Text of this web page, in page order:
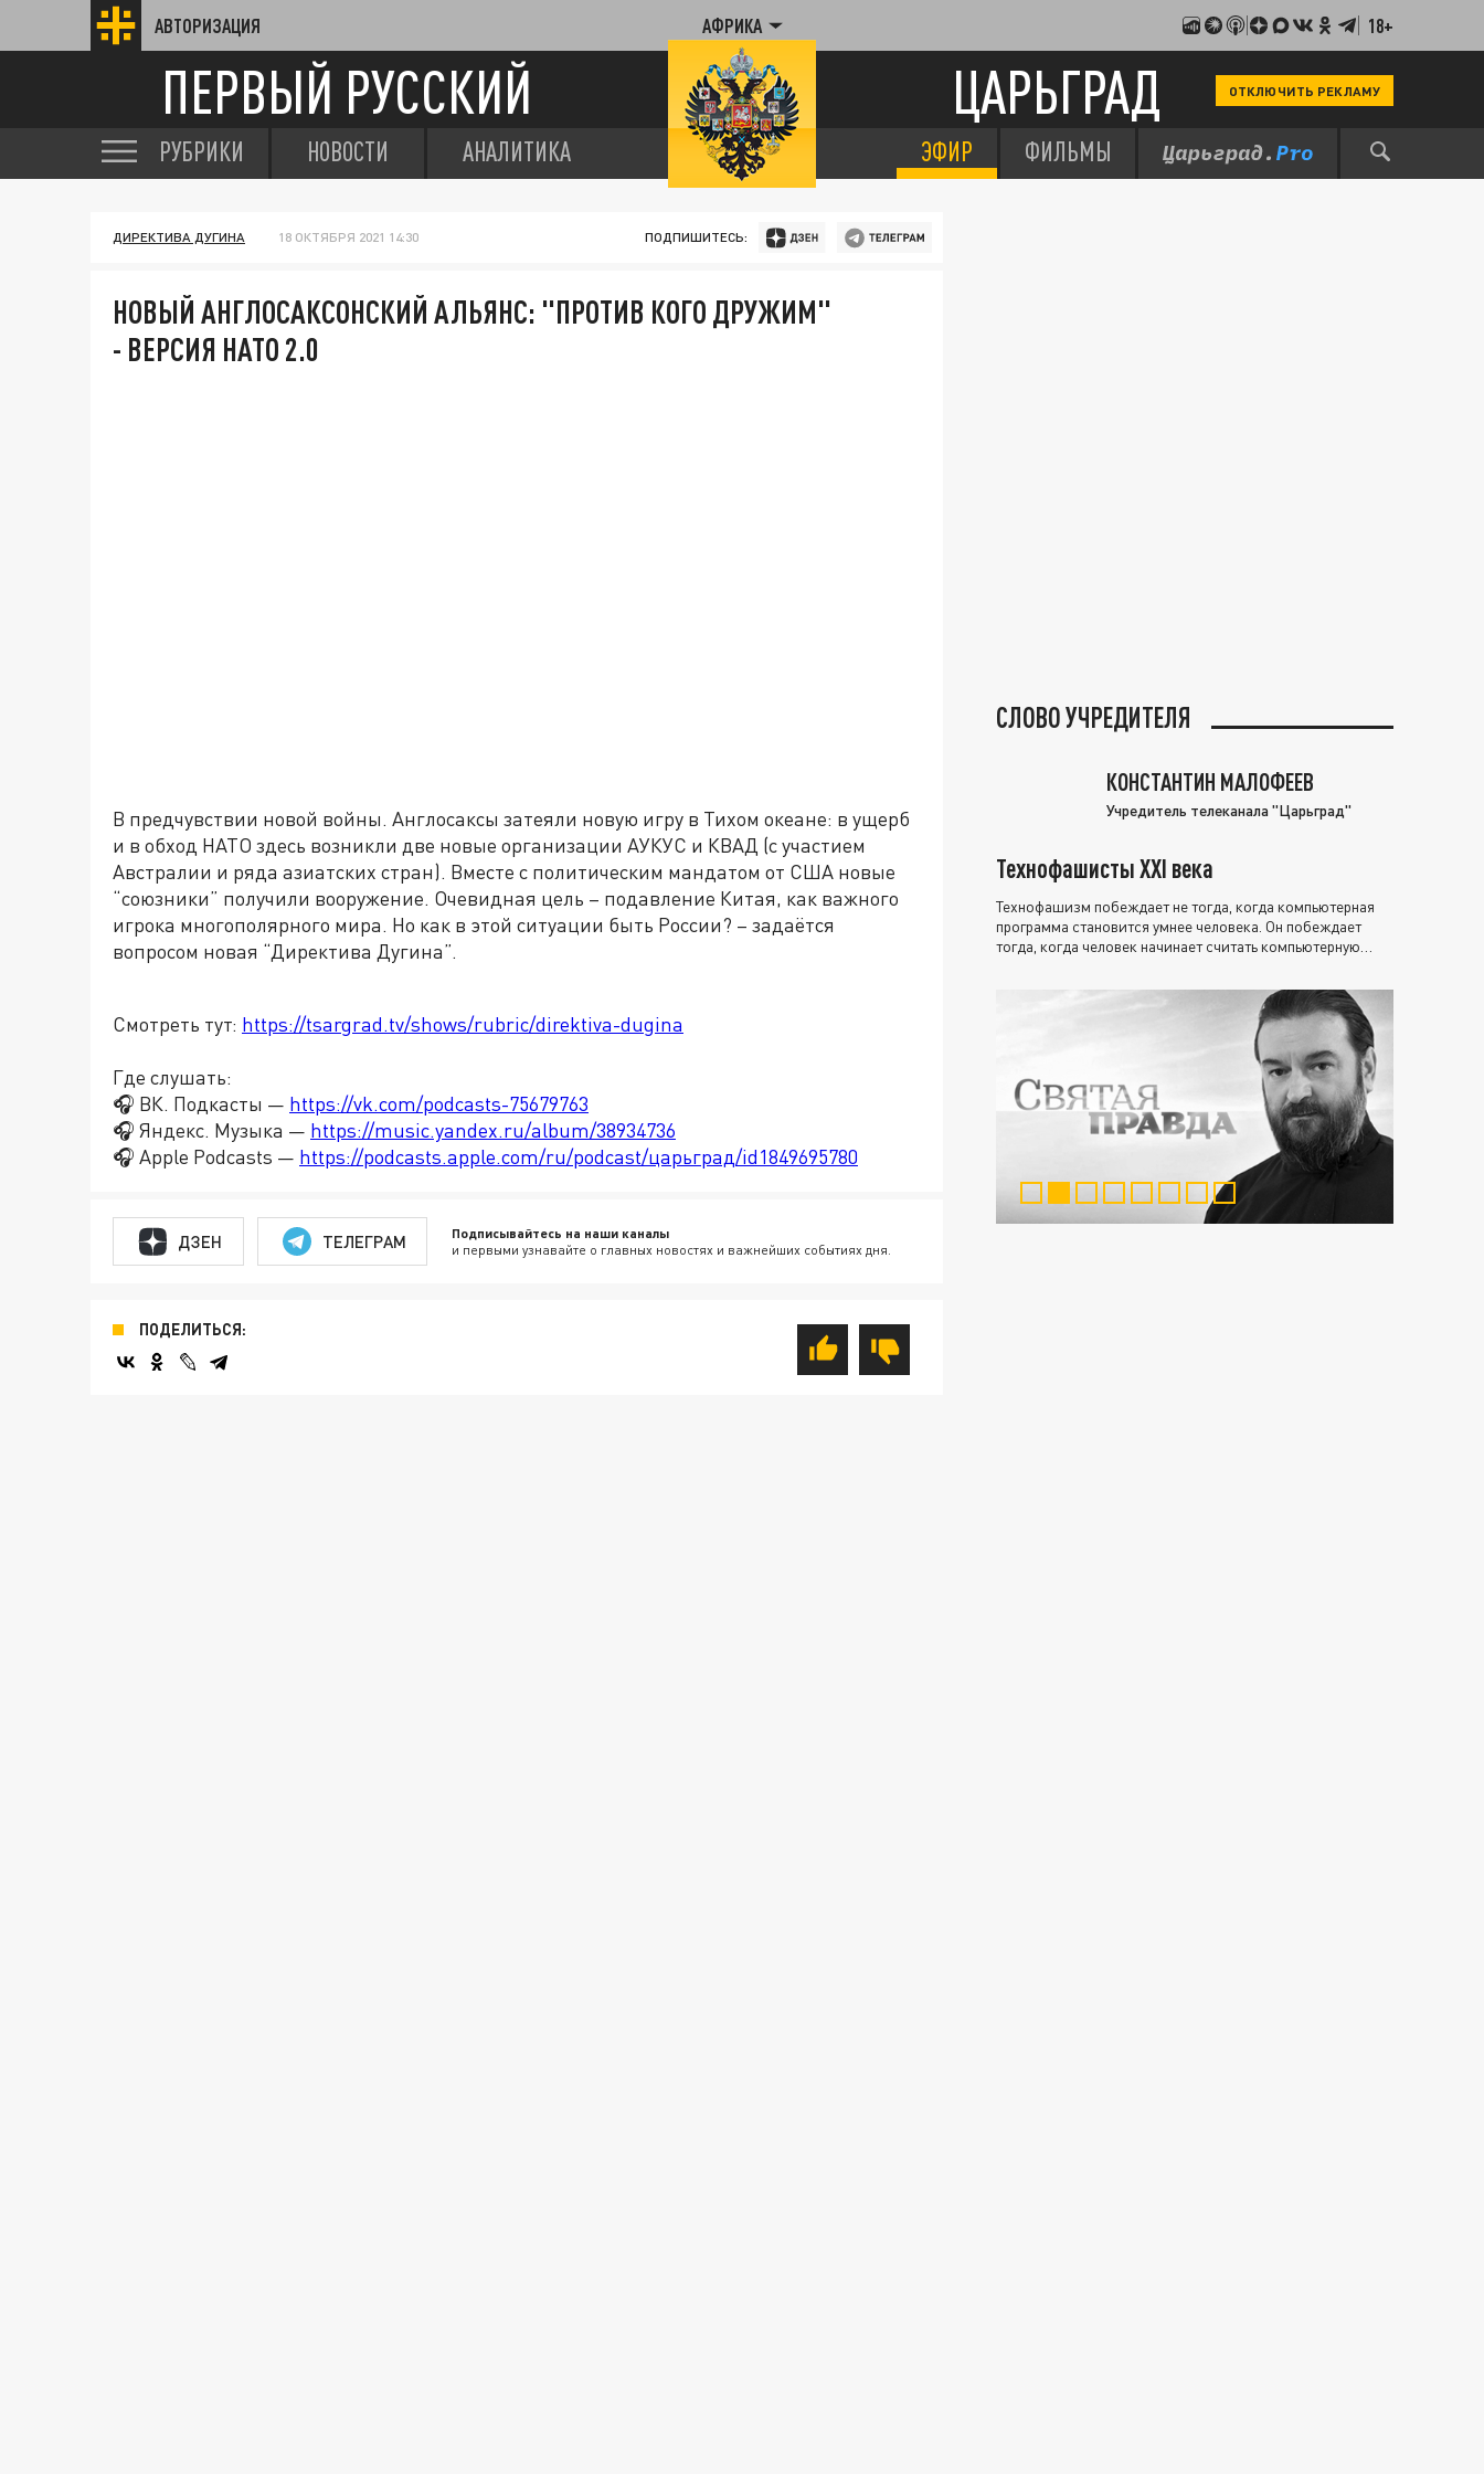
АВТОРИЗАЦИЯ АФРИКА 18+
ПЕРВЫЙ РУССКИЙ ЦАРЬГРАД ОТКЛЮЧИТЬ РЕКЛАМУ
РУБРИКИ НОВОСТИ АНАЛИТИКА ЭФИР ФИЛЬМЫ
ДИРЕКТИВА ДУГИНА 18 ОКТЯБРЯ 2021 14:30 ПОДПИШИТЕСЬ:
НОВЫЙ АНГЛОСАКСОНСКИЙ АЛЬЯНС: "ПРОТИВ КОГО ДРУЖИМ"
- ВЕРСИЯ НАТО 2.0
В предчувствии новой войны. Англосаксы затеяли новую игру в Тихом океане: в ущерб
и в обход НАТО здесь возникли две новые организации АУКУС и КВАД (с участием
Австралии и ряда азиатских стран). Вместе с политическим мандатом от США новые
“союзники” получили вооружение. Очевидная цель – подавление Китая, как важного
игрока многополярного мира. Но как в этой ситуации быть России? – задаётся
вопросом новая “Директива Дугина”.
Смотреть тут: https://tsargrad.tv/shows/rubric/direktiva-dugina
Где слушать:
🎧 ВК. Подкасты — https://vk.com/podcasts-75679763
🎧 Яндекс. Музыка — https://music.yandex.ru/album/38934736
🎧 Apple Podcasts — https://podcasts.apple.com/ru/podcast/царьград/id1849695780
ДЗЕН ТЕЛЕГРАМ Подписывайтесь на наши каналы
и первыми узнавайте о главных новостях и важнейших событиях дня.
ПОДЕЛИТЬСЯ:
СЛОВО УЧРЕДИТЕЛЯ
КОНСТАНТИН МАЛОФЕЕВ
Учредитель телеканала "Царьград"
Технофашисты XXI века
Технофашизм побеждает не тогда, когда компьютерная
программа становится умнее человека. Он побеждает
тогда, когда человек начинает считать компьютерную